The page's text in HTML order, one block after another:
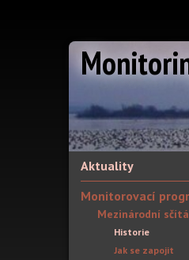
Aktuality
Monitorovací
Mezinárodní
Historie
Jak se zapojit